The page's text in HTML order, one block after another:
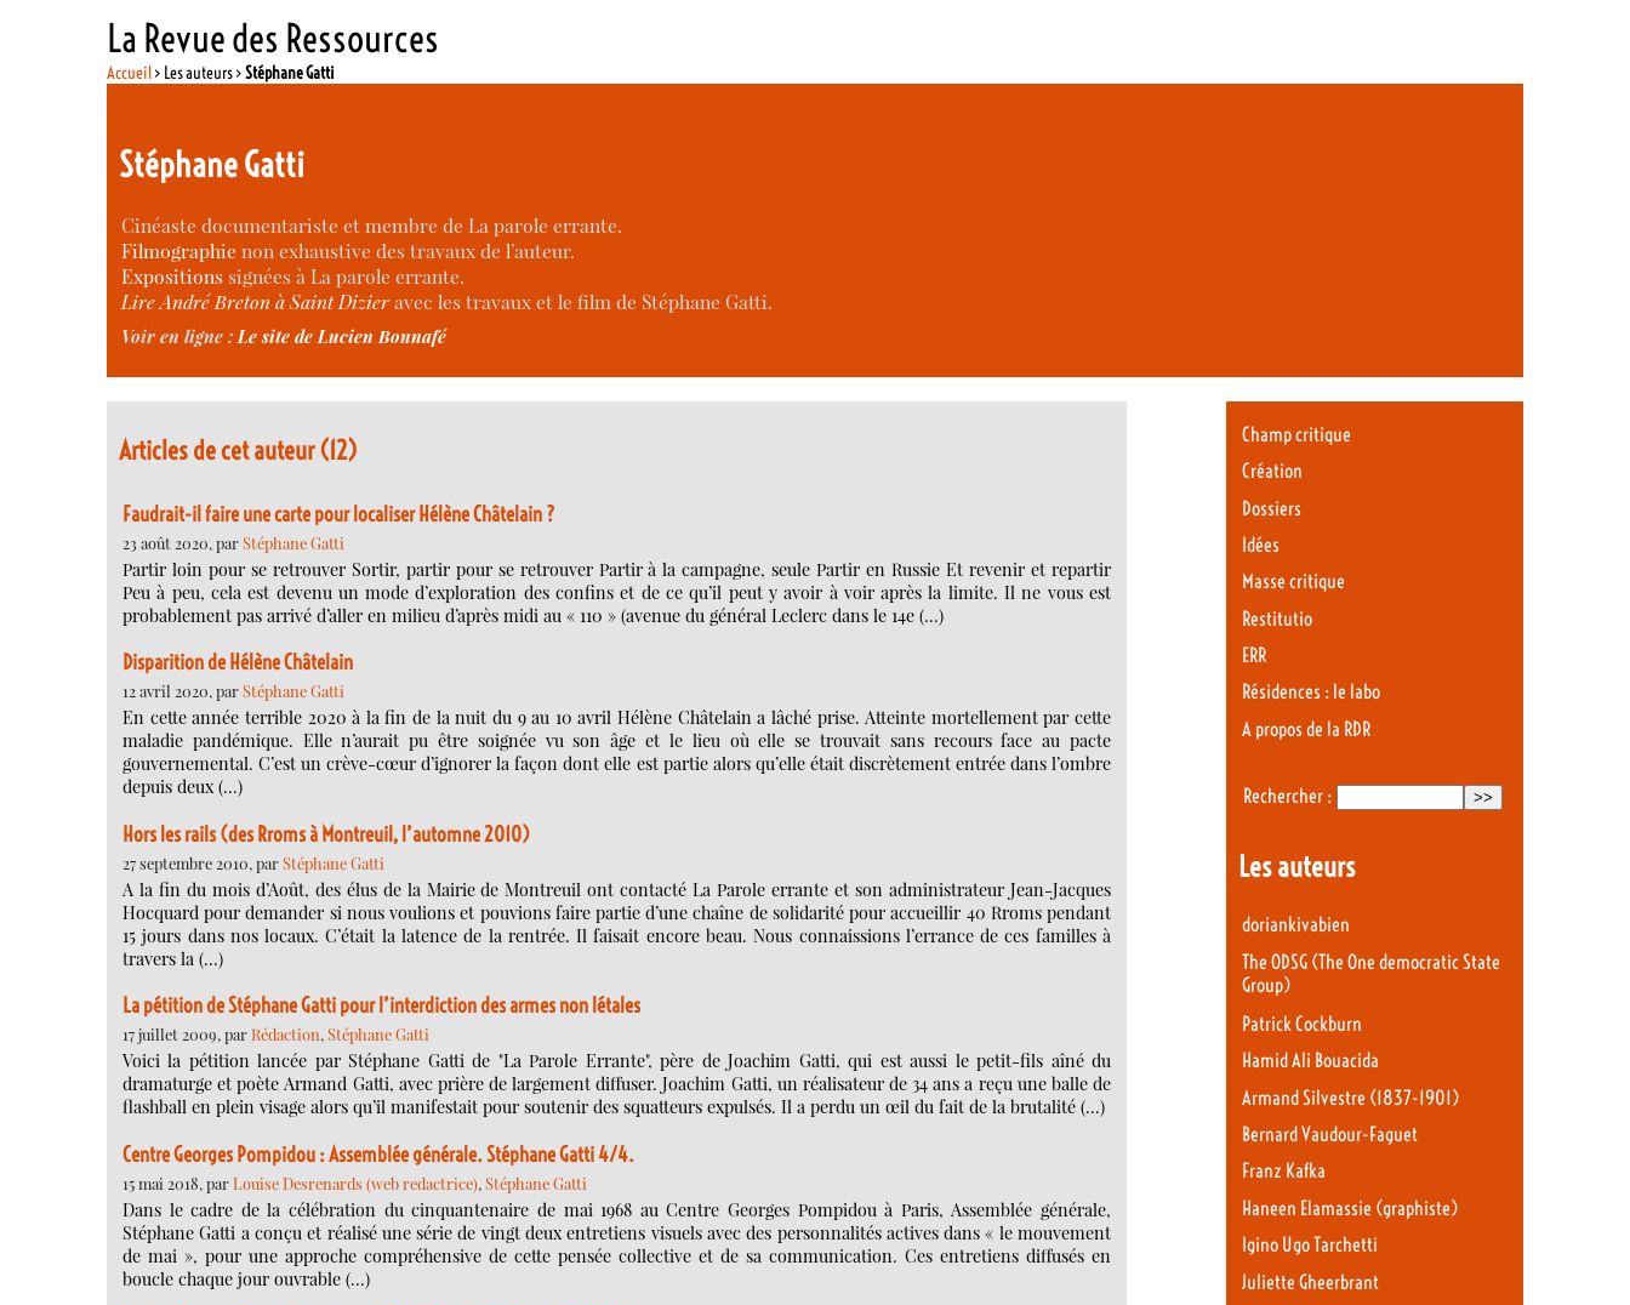
La Revue des Ressources
Accueil> Les auteurs >Stéphane Gatti
Stéphane Gatti
Cinéaste documentariste et membre de La parole errante.
Filmographie non exhaustive des travaux de l’auteur.
Expositionssignées à La parole errante.
Lire André Breton à Saint Dizieravec les travaux et le film de Stéphane Gatti.
Voir en ligne :Le site de Lucien Bonnafé
Articles de cet auteur (12)
Faudrait-il faire une carte pour localiser Hélène Châtelain ?
23 août 2020, parStéphane Gatti
Partir loin pour se retrouver Sortir, partir pour se retrouver Partir à la campagne, seule Partir en Russie Et revenir et repartir
Peu à peu, cela est devenu un mode d’exploration des confins et de ce qu’il peut y avoir à voir après la limite. Il ne vous est
probablement pas arrivé d’aller en milieu d’après midi au « 110 » (avenue du général Leclerc dans le 14e (…)
Disparition de Hélène Châtelain
12 avril 2020, parStéphane Gatti
En cette année terrible 2020 à la fin de la nuit du 9 au 10 avril Hélène Châtelain a lâché prise. Atteinte mortellement par cette
maladie pandémique. Elle n’aurait pu être soignée vu son âge et le lieu où elle se trouvait sans recours face au pacte
gouvernemental. C’est un crève-cœur d’ignorer la façon dont elle est partie alors qu’elle était discrètement entrée dans l’ombre
depuis deux (…)
Hors les rails (des Rroms à Montreuil, l’automne 2010)
27 septembre 2010, parStéphane Gatti
A la fin du mois d’Août, des élus de la Mairie de Montreuil ont contacté La Parole errante et son administrateur Jean-Jacques
Hocquard pour demander si nous voulions et pouvions faire partie d’une chaîne de solidarité pour accueillir 40 Rroms pendant
15 jours dans nos locaux. C’était la latence de la rentrée. Il faisait encore beau. Nous connaissions l’errance de ces familles à
travers la (…)
La pétition de Stéphane Gatti pour l’interdiction des armes non létales
17 juillet 2009, parRédaction, Stéphane Gatti
Voici la pétition lancée par Stéphane Gatti de "La Parole Errante", père de Joachim Gatti, qui est aussi le petit-fils aîné du
dramaturge et poète Armand Gatti, avec prière de largement diffuser. Joachim Gatti, un réalisateur de 34 ans a reçu une balle de
flashball en plein visage alors qu’il manifestait pour soutenir des squatteurs expulsés. Il a perdu un œil du fait de la brutalité (…)
Centre Georges Pompidou : Assemblée générale. Stéphane Gatti 4/4.
15 mai 2018, parLouise Desrenards (web redactrice), Stéphane Gatti
Dans le cadre de la célébration du cinquantenaire de mai 1968 au Centre Georges Pompidou à Paris, Assemblée générale,
Stéphane Gatti a conçu et réalisé une série de vingt deux entretiens visuels avec des personnalités actives dans « le mouvement
de mai », pour une approche compréhensive de cette pensée collective et de sa communication. Ces entretiens diffusés en
boucle chaque jour ouvrable (…)
Champ critique
Création
Dossiers
Idées
Masse critique
Restitutio
ERR
Résidences : le labo
A propos de la RDR
Rechercher :
Les auteurs
doriankivabien
The ODSG (The One democratic State
Group)
Patrick Cockburn
Hamid Ali Bouacida
Armand Silvestre (1837-1901)
Bernard Vaudour-Faguet
Franz Kafka
Haneen Elamassie (graphiste)
Igino Ugo Tarchetti
Juliette Gheerbrant